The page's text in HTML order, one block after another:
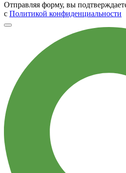
Отправляя форму, вы
с Политикой конфиденциальности